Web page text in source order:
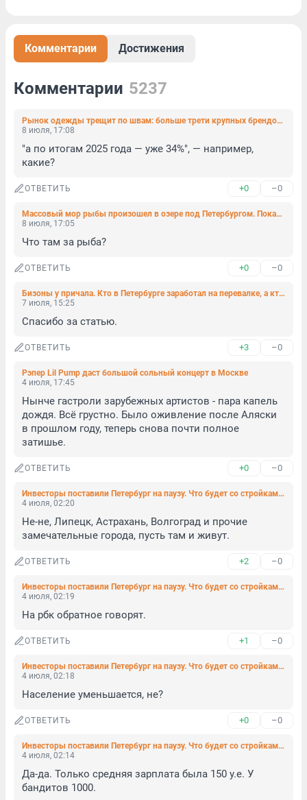
Комментарии Достижения
Комментарии 5237
Рынок одежды трещит по швам: больше трети крупных брендов несут убытки
8 июля, 17:08
"а по итогам 2025 года — уже 34%", — например,
какие?
ОТВЕТИТЬ +0 –0
Массовый мор рыбы произошел в озере под Петербургом. Показываем видео
8 июля, 17:05
Что там за рыба?
ОТВЕТИТЬ +0 –0
Бизоны у причала. Кто в Петербурге заработал на перевалке, а кто потерял все
7 июля, 15:25
Спасибо за статью.
ОТВЕТИТЬ +3 –0
Рэпер Lil Pump даст большой сольный концерт в Москве
4 июля, 17:45
Нынче гастроли зарубежных артистов - пара капель
дождя. Всё грустно. Было оживление после Аляски
в прошлом году, теперь снова почти полное
затишье.
ОТВЕТИТЬ +0 –0
Инвесторы поставили Петербург на паузу. Что будет со стройками и реконструкцией
4 июля, 02:20
Не-не, Липецк, Астрахань, Волгоград и прочие
замечательные города, пусть там и живут.
ОТВЕТИТЬ +2 –0
Инвесторы поставили Петербург на паузу. Что будет со стройками и реконструкцией
4 июля, 02:19
На рбк обратное говорят.
ОТВЕТИТЬ +1 –0
Инвесторы поставили Петербург на паузу. Что будет со стройками и реконструкцией
4 июля, 02:18
Население уменьшается, не?
ОТВЕТИТЬ +0 –0
Инвесторы поставили Петербург на паузу. Что будет со стройками и реконструкцией
4 июля, 02:14
Да-да. Только средняя зарплата была 150 у.е. У
бандитов 1000.